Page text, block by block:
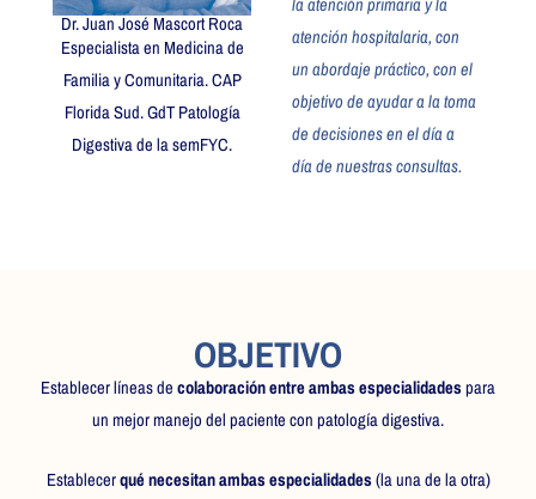
Dr. Juan José Mascort Roca
Especialista en Medicina de
Familia y Comunitaria. CAP
Florida Sud.GdT Patología
Digestiva de la semFYC.
atención hospitalaria, con
un abordaje práctico, con el
objetivo de ayudar a la toma
de decisiones en el día a
día de nuestras consultas.
OBJETIVO
Establecer líneas de colaboración entre ambas especialidadespara
un mejor manejo del paciente con patología digestiva.
Establecerqué necesitan ambas especialidades(la una de la otra)